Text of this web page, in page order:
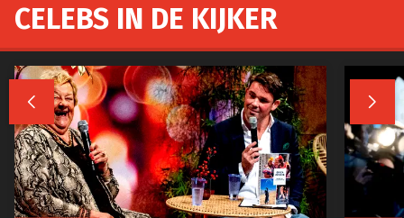
CELEBS IN DE KIJKER
 